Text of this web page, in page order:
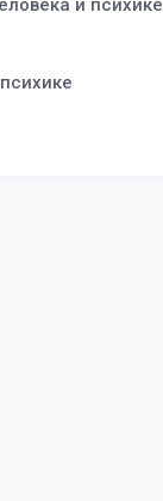
и психике